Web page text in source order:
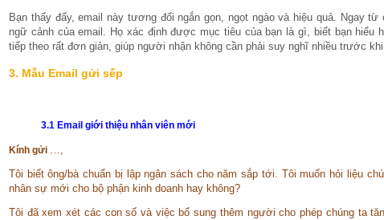
Bạn thấy đấy, email này tương đối ngắn gọn, ngọt ngào và hiệu quả. Ngay
ngữ cảnh của email. Họ xác định được mục tiêu của bạn là gì, biết bạn hiểu
tiếp theo rất đơn giản, giúp người nhận không cần phải suy nghĩ nhiều trước
3. Mẫu Email gửi sếp
3.1 Email giới thiệu nhân viên mới
Kính gửi …,
Tôi biết ông/bà chuẩn bị lập ngân sách cho năm sắp tới. Tôi muốn hỏi liệu
nhân sự mới cho bộ phận kinh doanh hay không?
Tôi đã xem xét các con số và việc bổ sung thêm người cho phép chúng ta